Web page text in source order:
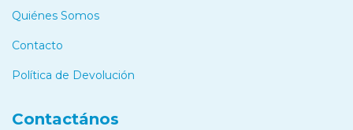
Quiénes Somos
Contacto
Política de Devolución
Contactános